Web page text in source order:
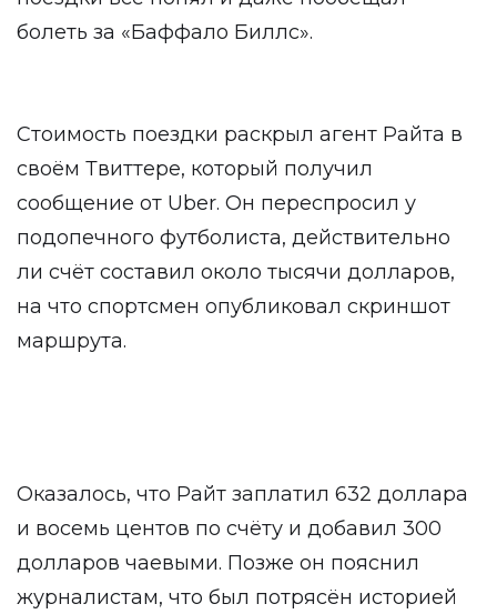
болеть за «Баффало Биллс».
Стоимость поездки раскрыл агент Райта в
своём Твиттере, который получил
сообщение от Uber. Он переспросил у
подопечного футболиста, действительно
ли счёт составил около тысячи долларов,
на что спортсмен опубликовал скриншот
маршрута.
Оказалось, что Райт заплатил 632 доллара
и восемь центов по счёту и добавил 300
долларов чаевыми. Позже он пояснил
журналистам, что был потрясён историей